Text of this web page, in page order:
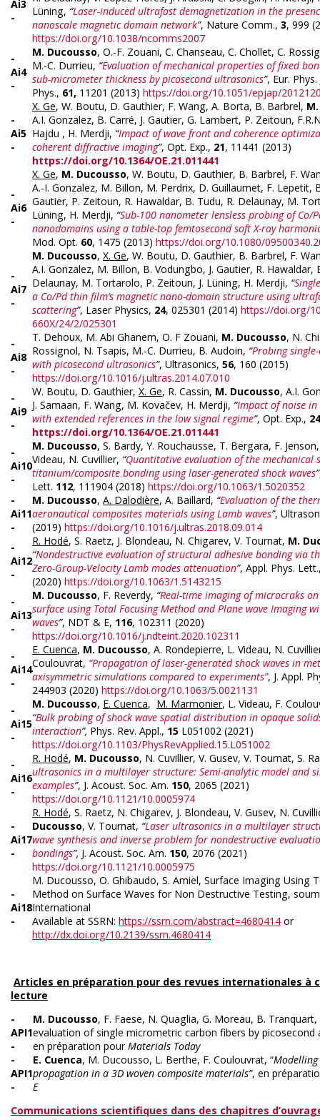
Ai3
-
Lüning, “Laser-induced ultrafast demagnetization in the
nanoscale magnetic domain network”, Nature Comm., 3, 999
https://doi.org/10.1038/ncomms2007
-
Ai4
-
M. Ducousso, O.-F. Zouani, C. Chanseau, C. Chollet, C.
M.-C. Durrieu, “Evaluation of mechanical properties of fixed
sub-micrometer thickness by picosecond ultrasonics”, Eur.
Phys., 61, 11201 (2013) https://doi.org/10.1051/epjap/
-
Ai5
-
X. Ge, W. Boutu, D. Gauthier, F. Wang, A. Borta, B. Barbrel,
A.I. Gonzalez, B. Carré, J. Gautier, G. Lambert, P. Zeitoun,
Hajdu , H. Merdji, “Impact of wave front and coherence
coherent diffractive imaging”, Opt. Exp., 21, 11441 (2013)
https://doi.org/10.1364/OE.21.011441
-
Ai6
-
X. Ge, M. Ducousso, W. Boutu, D. Gauthier, B. Barbrel, F.
A.-I. Gonzalez, M. Billon, M. Perdrix, D. Guillaumet, F. Lepetit,
Gautier, P. Zeitoun, R. Hawaldar, B. Tudu, R. Delaunay, M.
Lüning, H. Merdji, “Sub-100 nanometer lensless probing of Co/
nanodomains using a table-top femtosecond soft X-ray
Mod. Opt. 60, 1475 (2013) https://doi.org/10.1080/
-
Ai7
-
M. Ducousso, X. Ge, W. Boutu, D. Gauthier, B. Barbrel, F.
A.I. Gonzalez, M. Billon, B. Vodungbo, J. Gautier, R. Hawaldar,
Delaunay, M. Tortarolo, P. Zeitoun, J. Lüning, H. Merdji, “
a Co/Pd thin film’s magnetic nano-domain structure using
scattering”, Laser Physics, 24, 025301 (2014) https://doi.org/
660X/24/2/025301
-
Ai8
-
T. Dehoux, M. Abi Ghanem, O. F Zouani, M. Ducousso, N.
Rossignol, N. Tsapis, M.-C. Durrieu, B. Audoin, “Probing
with picosecond ultrasonics”, Ultrasonics, 56, 160 (2015)
https://doi.org/10.1016/j.ultras.2014.07.010
-
Ai9
-
W. Boutu, D. Gauthier, X. Ge, R. Cassin, M. Ducousso, A.I.
J. Samaan, F. Wang, M. Kovačev, H. Merdji, “Impact of noise
with extended references in the low signal regime”, Opt. Exp., 24
https://doi.org/10.1364/OE.21.011441
-
Ai10
-
M. Ducousso, S. Bardy, Y. Rouchausse, T. Bergara, F.
Videau, N. Cuvillier, “Quantitative evaluation of the mechanical
titanium/composite bonding using laser-generated shock waves”
Lett. 112, 111904 (2018) https://doi.org/10.1063/1.5020352
-
Ai11
-
M. Ducousso, A. Dalodière, A. Baillard, “Evaluation of the
aeronautical composites materials using Lamb waves”,
(2019) https://doi.org/10.1016/j.ultras.2018.09.014
-
Ai12
-
R. Hodé, S. Raetz, J. Blondeau, N. Chigarev, V. Tournat, M.
“Nondestructive evaluation of structural adhesive bonding via
Zero-Group-Velocity Lamb modes attenuation”, Appl. Phys.
(2020) https://doi.org/10.1063/1.5143215
-
Ai13
-
M. Ducousso, F. Reverdy, “Real-time imaging of microcraks
surface using Total Focusing Method and Plane wave Imaging
waves”, NDT & E, 116, 102311 (2020)
https://doi.org/10.1016/j.ndteint.2020.102311
-
Ai14
-
E. Cuenca, M. Ducousso, A. Rondepierre, L. Videau, N.
Coulouvrat, “Propagation of laser-generated shock waves in
axisymmetric simulations compared to experiments”, J. Appl.
244903 (2020) https://doi.org/10.1063/5.0021131
-
Ai15
-
M. Ducousso, E. Cuenca, M. Marmonier, L. Videau, F.
“Bulk probing of shock wave spatial distribution in opaque
interaction”, Phys. Rev. Appl., 15 L051002 (2021)
https://doi.org/10.1103/PhysRevApplied.15.L051002
-
Ai16
-
R. Hodé, M. Ducousso, N. Cuvillier, V. Gusev, V. Tournat, S.
ultrasonics in a multilayer structure: Semi-analytic model and
examples”, J. Acoust. Soc. Am. 150, 2065 (2021)
https://doi.org/10.1121/10.0005974
-
Ai17
-
R. Hodé, S. Raetz, N. Chigarev, J. Blondeau, V. Gusev, N.
Ducousso, V. Tournat, “Laser ultrasonics in a multilayer
wave synthesis and inverse problem for nondestructive
bondings”, J. Acoust. Soc. Am. 150, 2076 (2021)
https://doi.org/10.1121/10.0005975
-
Ai18
-
M. Ducousso, O. Ghibaudo, S. Amiel, Surface Imaging Using
Method on Surface Waves for Non Destructive Testing,
International
Available at SSRN: https://ssrn.com/abstract=4680414 or
http://dx.doi.org/10.2139/ssrn.4680414
Articles en préparation pour des revues internationales à
lecture
-
API1
-
M. Ducousso, F. Faese, N. Quaglia, G. Moreau, B. Tranquart,
evaluation of single micrometric carbon fibers by picosecond
en préparation pourMaterials Today
-
API1
-
E. Cuenca, M. Ducousso, L. Berthe, F. Coulouvrat, “Modelling
propagation in a 3D woven composite materials”, en
E
Communications scientifiques dans des chapitres